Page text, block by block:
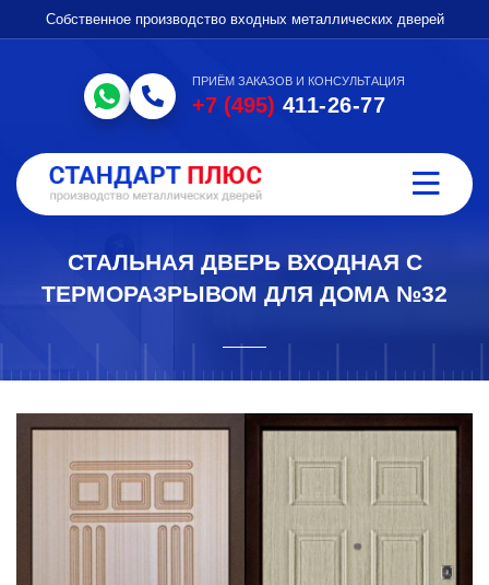
Собственное производство входных металлических дверей
ПРИЁМ ЗАКАЗОВ И КОНСУЛЬТАЦИЯ
+7 (495) 411-26-77
СТАЛЬНАЯ ДВЕРЬ ВХОДНАЯ С
ТЕРМОРАЗРЫВОМ ДЛЯ ДОМА №32